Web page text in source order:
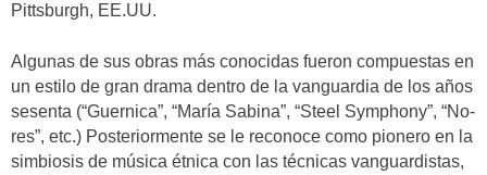
Pittsburgh, EE.UU.
Algunas de sus obras más conocidas fueron compuestas en
un estilo de gran drama dentro de la vanguardia de los años
sesenta (“Guernica”, “María Sabina”, “Steel Symphony”, “No-
res”, etc.) Posteriormente se le reconoce como pionero en la
simbiosis de música étnica con las técnicas vanguardistas,